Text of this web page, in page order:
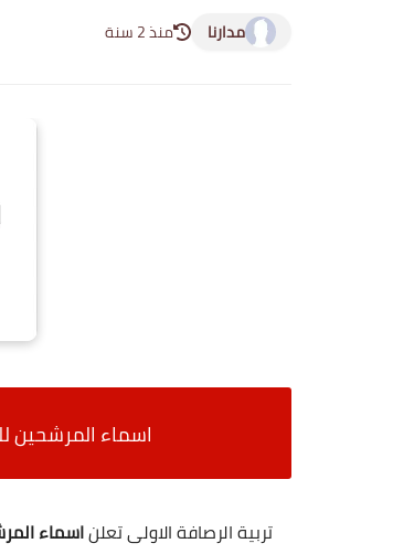
مدارنا منذ 2 سنة
اسماء المرشحين
تربية الرصافة الاولى تعلناسماء